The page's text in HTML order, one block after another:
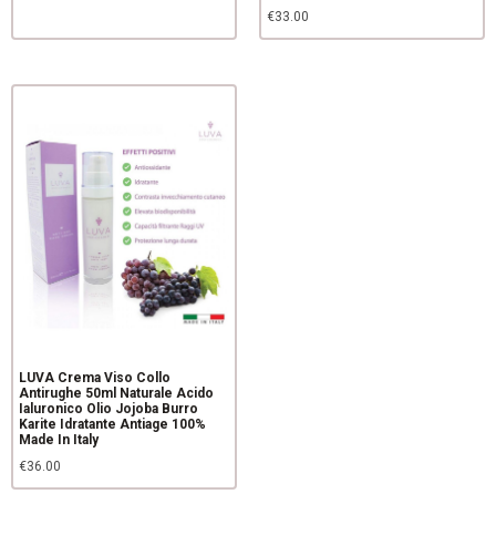
€33.00
LUVA Crema Viso Collo
Antirughe 50ml Naturale Acido
Ialuronico Olio Jojoba Burro
Karite Idratante Antiage 100%
Made In Italy
€36.00